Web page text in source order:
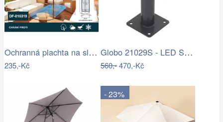
Ochranná plachta na slunečník 200-300 cm
235,-Kč
Globo 21029S - LED Stm. nab. dot.…
560,-470,-Kč
- 23%